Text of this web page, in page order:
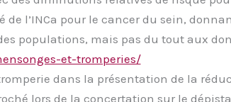
de l’INCa pour le cancer du sein,
populations, mais pas du tout aux
et-tromperies/
dans la présentation de la
lors de la concertation sur le